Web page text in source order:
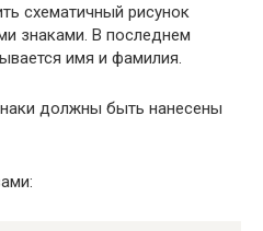
схематичный рисунок
знаками. В последнем
имя и фамилия.
должны быть нанесены